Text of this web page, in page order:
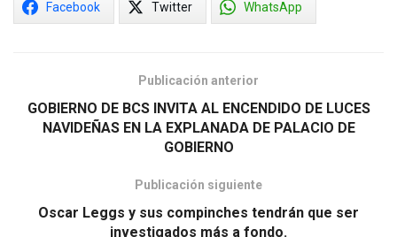
Facebook Twitter WhatsApp
Publicación anterior
GOBIERNO DE BCS INVITA AL ENCENDIDO DE LUCES
NAVIDEÑAS EN LA EXPLANADA DE PALACIO DE
GOBIERNO
Publicación siguiente
Oscar Leggs y sus compinches tendrán que ser
investigados más a fondo.